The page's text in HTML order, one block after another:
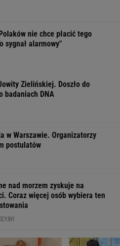
nie chce płacić tego
sygnał alarmowy"
Zielińskiej. Doszło do
badaniach DNA
w Warszawie. Organizatorzy
postulatów
nad morzem zyskuje na
Coraz więcej osób wybiera ten